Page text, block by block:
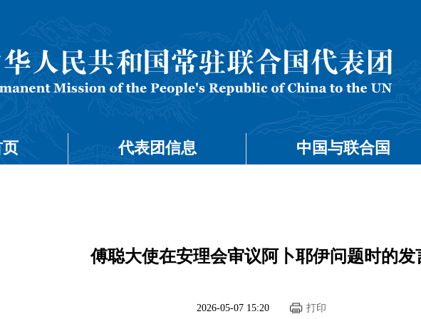
代表团信息 中国与联合国
傅聪大使在安理会审议阿卜耶伊问题时的发
2026-05-07 15:20 打印